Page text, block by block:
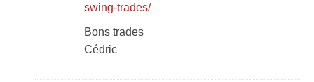
swing-trades/
Bons trades
Cédric